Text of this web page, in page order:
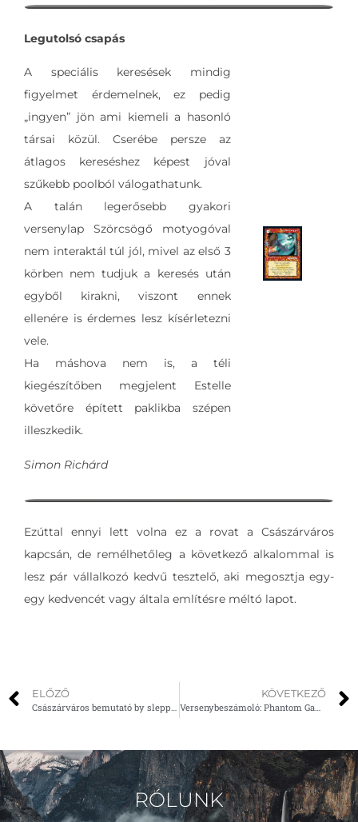
Legutolsó csapás
A speciális keresések mindig
figyelmet érdemelnek, ez pedig
„ingyen” jön ami kiemeli a hasonló
társai közül. Cserébe persze az
átlagos kereséshez képest jóval
szűkebb poolból válogathatunk.
A talán legerősebb gyakori
versenylap Szörcsögő motyogóval
nem interaktál túl jól, mivel az első 3
körben nem tudjuk a keresés után
egyből kirakni, viszont ennek
ellenére is érdemes lesz kísérletezni
vele.
Ha máshova nem is, a téli
kiegészítőben megjelent Estelle
követőre épített paklikba szépen
illeszkedik.
Simon Richárd
Ezúttal ennyi lett volna ez a rovat a Császárváros
kapcsán, de remélhetőleg a következő alkalommal is
lesz pár vállalkozó kedvű tesztelő, aki megosztja egy-
egy kedvencét vagy általa említésre méltó lapot.
ELŐZŐ
Császárváros bemutató by slepp #3
KÖVETKEZŐ
Versenybeszámoló: Phantom Games (2023.06.24.)
RÓLUNK